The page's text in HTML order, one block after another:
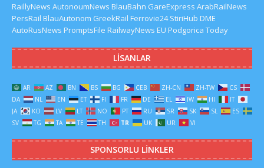
RaillyNews AutonoumNews BlauBahn GareExpress ArabRailNews
PersRail BlauAutonom GreekRail Ferrovie24 StiriHub DME
AutoRusNews PromptsFile RailwayNews EU Podgorica Today
LISANLAR
AR AZ BN BS BG CEB ZH-CN ZH-TW
CS
DA
NL EN ET FI FR DE EL IW HI
IT
JA
KO LV LT NO PT RU SR SK SL
ES
SV
TG TA TE TH TR UK UR VI
SPONSORLU LINKLER